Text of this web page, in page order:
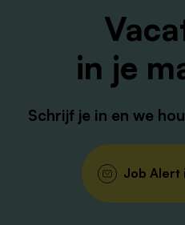
Heb je nog vragen, neem
recruiter Lieneke du
in je
Schrijf je in en we
Job Alert